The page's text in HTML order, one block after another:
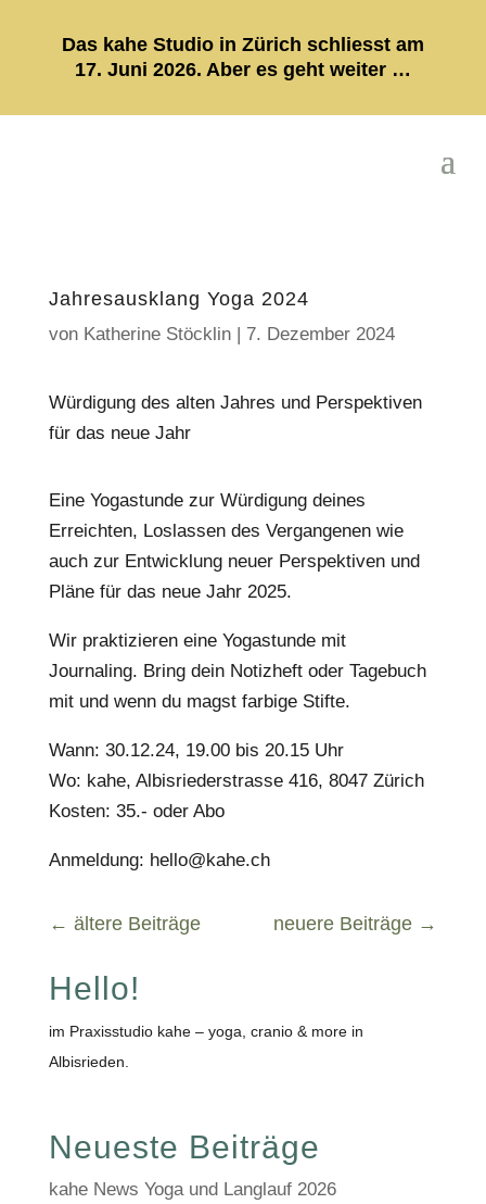
Das kahe Studio in Zürich schliesst am
17. Juni 2026. Aber es geht weiter …
Jahresausklang Yoga 2024
von Katherine Stöcklin| 7. Dezember 2024
Würdigung des alten Jahres und Perspektiven
für das neue Jahr
Eine Yogastunde zur Würdigung deines
Erreichten, Loslassen des Vergangenen wie
auch zur Entwicklung neuer Perspektiven und
Pläne für das neue Jahr 2025.
Wir praktizieren eine Yogastunde mit
Journaling. Bring dein Notizheft oder Tagebuch
mit und wenn du magst farbige Stifte.
Wann: 30.12.24, 19.00 bis 20.15 Uhr
Wo: kahe, Albisriederstrasse 416, 8047 Zürich
Kosten: 35.- oder Abo
Anmeldung: hello@kahe.ch
← ältere Beiträge neuere Beiträge →
Hello!
im Praxisstudio kahe – yoga, cranio & more in
Albisrieden.
Neueste Beiträge
kahe News Yoga und Langlauf 2026